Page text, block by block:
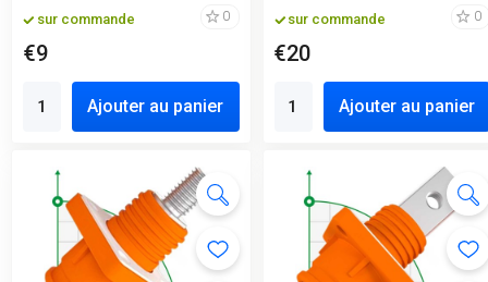
sur commande 0
€9
Ajouter au panier
sur commande 0
€20
Ajouter au panier